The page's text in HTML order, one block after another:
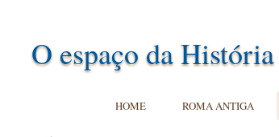
O espaço da História
HOME ROMA ANTIGA